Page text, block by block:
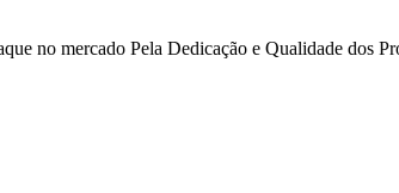
no mercado Pela Dedicação e Qualidade dos